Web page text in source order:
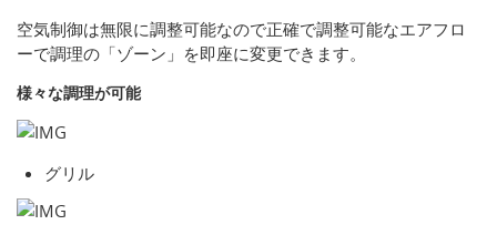
空気制御は無限に調整可能なので正確で調整可能なエアフロ
ーで調理の「ゾーン」を即座に変更できます。
様々な調理が可能
グリル